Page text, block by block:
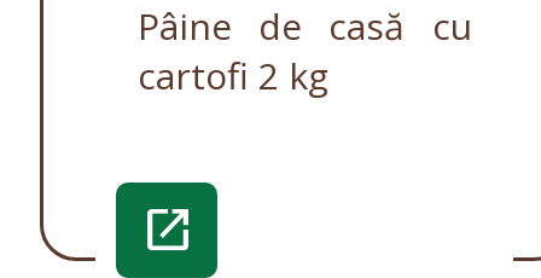
Pâine de casă cu
cartofi 2 kg
open_in_new